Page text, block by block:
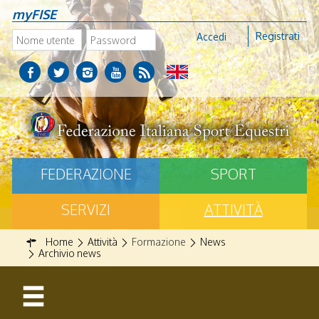
myFISE
Accedi Registrati
FEDERAZIONE
SPORT
SERVIZI
ATTIVITÀ
Home Attività Formazione
News
Archivio news